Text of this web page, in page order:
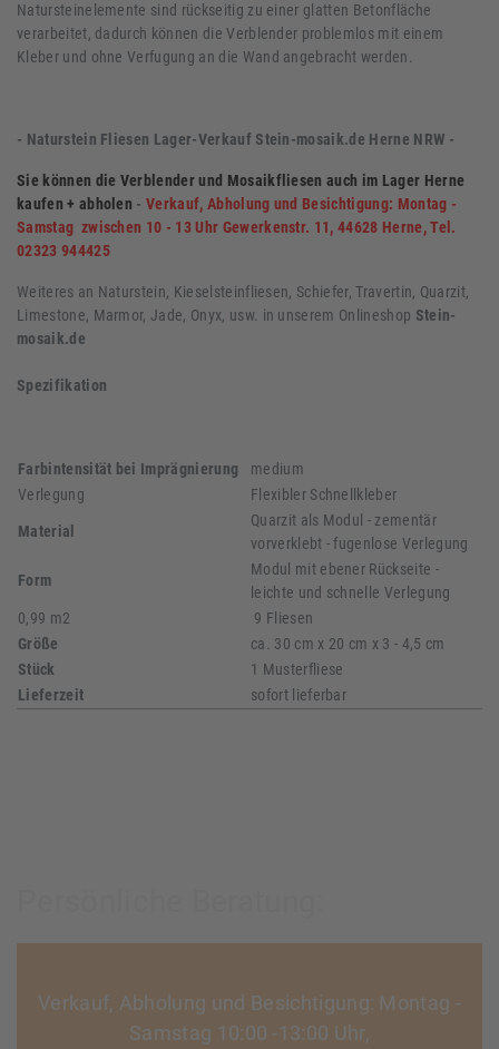
Natursteinelemente sind rückseitig zu einer glatten Betonfläche
verarbeitet, dadurch können die Verblender problemlos mit einem
Kleber und ohne Verfugung an die Wand angebracht werden.
- Naturstein Fliesen Lager-Verkauf Stein-mosaik.de Herne NRW -
Sie können die Verblender und Mosaikfliesen auch im Lager Herne
kaufen + abholen -Verkauf, Abholung und Besichtigung: Montag -
Samstag zwischen 10 - 13 Uhr Gewerkenstr. 11, 44628 Herne, Tel.
02323 944425
Weiteres an Naturstein, Kieselsteinfliesen, Schiefer, Travertin, Quarzit,
Limestone, Marmor, Jade, Onyx, usw. in unserem Onlineshop Stein-
mosaik.de
Spezifikation
Farbintensität bei Imprägnierung
medium
Verlegung
Flexibler Schnellkleber
Material
Quarzit als Modul - zementär
vorverklebt - fugenlose Verlegung
Form
Modul mit ebener Rückseite -
leichte und schnelle Verlegung
0,99 m2
9 Fliesen
Größe
ca. 30 cm x 20 cm x 3 - 4,5 cm
Stück
1 Musterfliese
Lieferzeit
sofort lieferbar
Verkauf, Abholung und Besichtigung: Montag -
Samstag 10:00 -13:00 Uhr,